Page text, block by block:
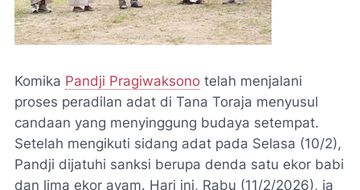
Komika Pandji Pragiwaksono telah menjalani
proses peradilan adat di Tana Toraja menyusul
candaan yang menyinggung budaya setempat.
Setelah mengikuti sidang adat pada Selasa (10/2),
Pandji dijatuhi sanksi berupa denda satu ekor babi
dan lima ekor ayam. Hari ini, Rabu (11/2/2026), ia